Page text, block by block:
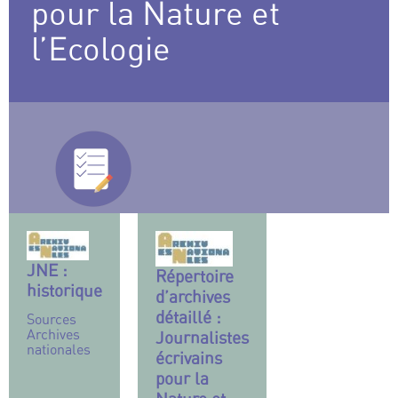
pour la Nature et
l’Ecologie
JNE :
historique
Sources
Archives
nationales
Répertoire
d’archives
détaillé :
Journalistes
écrivains
pour la